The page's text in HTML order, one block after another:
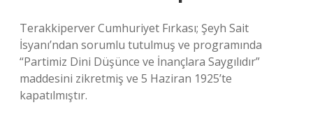
Terakkiperver Cumhuriyet Fırkası; Şeyh Sait
İsyanı’ndan sorumlu tutulmuş ve programında
“Partimiz Dini Düşünce ve İnançlara Saygılıdır”
maddesini zikretmiş ve 5 Haziran 1925’te
kapatılmıştır.